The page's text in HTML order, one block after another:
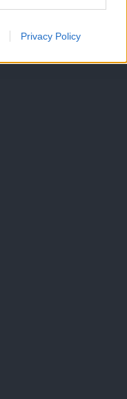
Privacy Policy